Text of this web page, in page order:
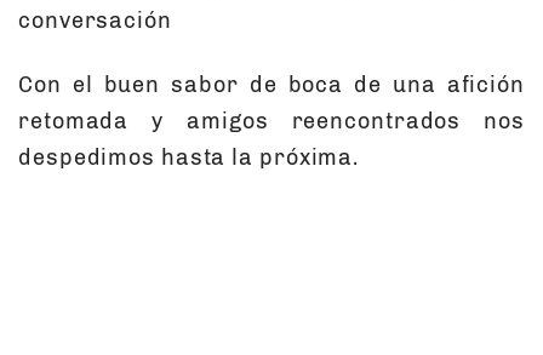
conversación
Con el buen sabor de boca de una afición
retomada y amigos reencontrados nos
despedimos hasta la próxima.